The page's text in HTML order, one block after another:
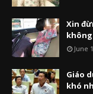
Xin
June
Giáo
khó